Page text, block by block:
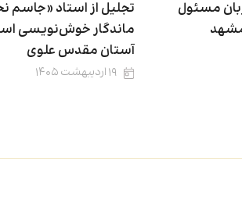
مسئول
تجلیل از استاد «جاسم
ماندگار خوش‌نویسی
آستان مقدس علوی
۱۹ اردیبهشت ۱۴۰۵